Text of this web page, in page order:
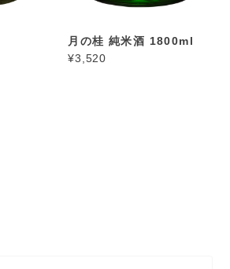
月の桂 純米酒 1800ml
¥3,520